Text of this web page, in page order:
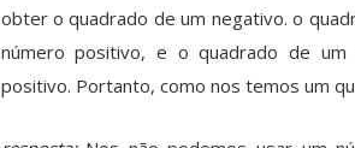
obter o quadrado de um negativo. o
número positivo, e o quadrado de
positivo. Portanto, como nos temos um